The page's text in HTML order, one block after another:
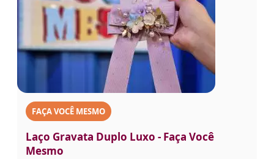
FAÇA VOCÊ MESMO
Laço Gravata Duplo Luxo - Faça Você
Mesmo